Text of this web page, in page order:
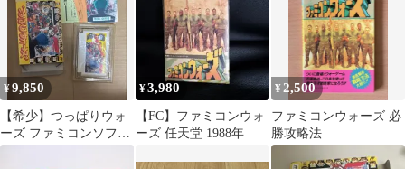
¥9,850
【希少】つっぱりウォ
ーズ ファミコンソフト
¥3,980
【FC】ファミコンウォ
ーズ 任天堂 1988年
¥ 2,500
ファミコンウォーズ 必
勝攻略法